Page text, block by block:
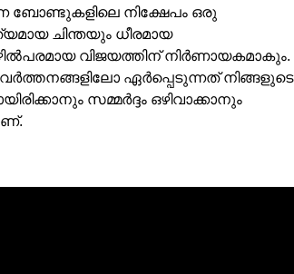
ബോണ്ടുകളിലെ നിക്ഷേപം ഒരു
ചിന്തയും ധീരമായ
വിജയത്തിന് നിർണായകമാകും.
ഏർപ്പെടുന്നത് നിങ്ങളുടെ
സമ്മർദ്ദം ഒഴിവാക്കാനും